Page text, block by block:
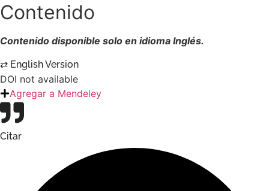
Contenido
Contenido disponible solo en idioma Inglés.
⇄ English Version
DOI not available
Agregar a Mendeley
Citar